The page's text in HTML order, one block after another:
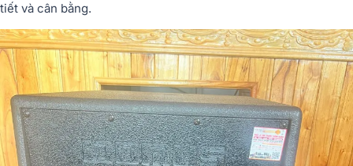
tiết và cân bằng.